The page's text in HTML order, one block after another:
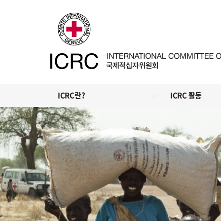
ICRC란? ICRC 활동